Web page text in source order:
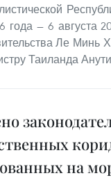
года — 6 августа
Ле Минь
Таиланда
на